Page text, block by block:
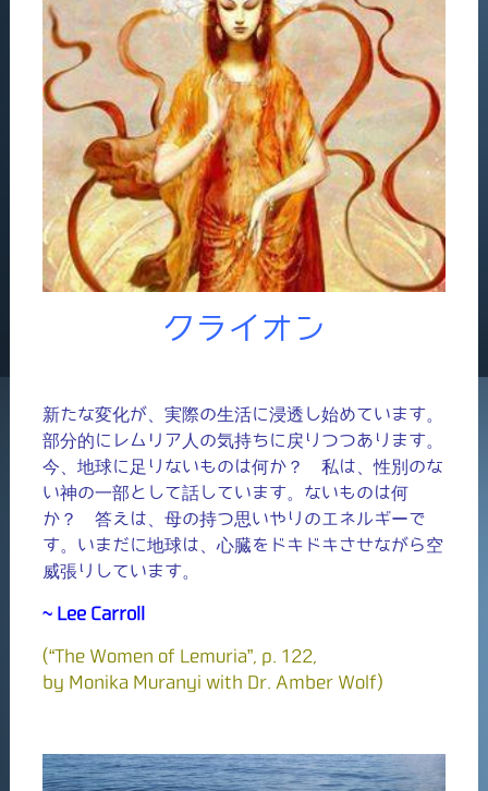
クライオン
新たな変化が、実際の生活に浸透し始めています。
部分的にレムリア人の気持ちに戻りつつあります。
今、地球に足りないものは何か？ 私は、性別のな
い神の一部として話しています。ないものは何
か？ 答えは、母の持つ思いやりのエネルギーで
す。いまだに地球は、心臓をドキドキさせながら空
威張りしています。
~ Lee Carroll
(“The Women of Lemuria”, p. 122,
by Monika Muranyi with Dr. Amber Wolf)